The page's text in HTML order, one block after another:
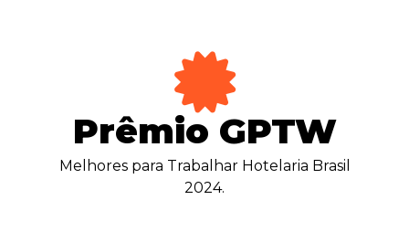
Prêmio GPTW
Melhores para Trabalhar Hotelaria Brasil
2024.